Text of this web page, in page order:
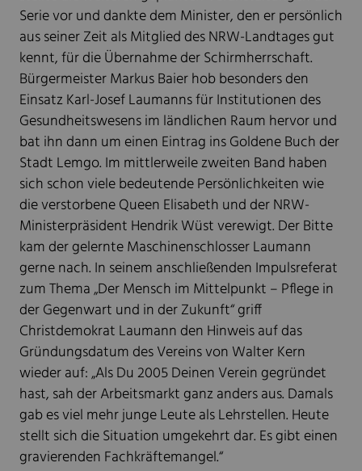
Serie vor und dankte dem Minister, den er persönlich
aus seiner Zeit als Mitglied des NRW-Landtages gut
kennt, für die Übernahme der Schirmherrschaft.
Bürgermeister Markus Baier hob besonders den
Einsatz Karl-Josef Laumanns für Institutionen des
Gesundheitswesens im ländlichen Raum hervor und
bat ihn dann um einen Eintrag ins Goldene Buch der
Stadt Lemgo. Im mittlerweile zweiten Band haben
sich schon viele bedeutende Persönlichkeiten wie
die verstorbene Queen Elisabeth und der NRW-
Ministerpräsident Hendrik Wüst verewigt. Der Bitte
kam der gelernte Maschinenschlosser Laumann
gerne nach. In seinem anschließenden Impulsreferat
zum Thema „Der Mensch im Mittelpunkt – Pflege in
der Gegenwart und in der Zukunft“ griff
Christdemokrat Laumann den Hinweis auf das
Gründungsdatum des Vereins von Walter Kern
wieder auf: „Als Du 2005 Deinen Verein gegründet
hast, sah der Arbeitsmarkt ganz anders aus. Damals
gab es viel mehr junge Leute als Lehrstellen. Heute
stellt sich die Situation umgekehrt dar. Es gibt einen
gravierenden Fachkräftemangel.“